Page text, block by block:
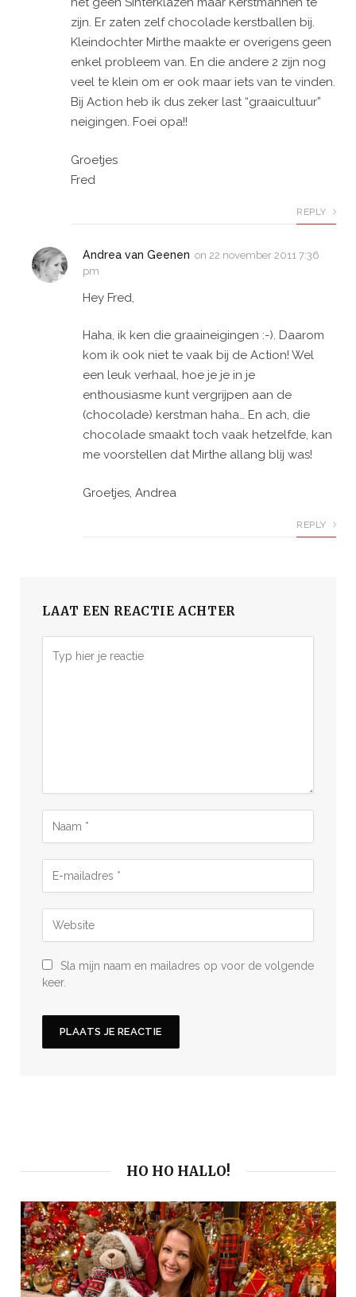
zijn. Er zaten zelf chocolade kerstballen bij.
Kleindochter Mirthe maakte er overigens geen
enkel probleem van. En die andere 2 zijn nog
veel te klein om er ook maar iets van te vinden.
Bij Action heb ik dus zeker last “graaicultuur”
neigingen. Foei opa!!
Groetjes
Fred
REPLY
Andrea van Geenen on 22 november 2011 7:36
pm
Hey Fred,
Haha, ik ken die graaineigingen :-). Daarom
kom ik ook niet te vaak bij de Action! Wel
een leuk verhaal, hoe je je in je
enthousiasme kunt vergrijpen aan de
(chocolade) kerstman haha… En ach, die
chocolade smaakt toch vaak hetzelfde, kan
me voorstellen dat Mirthe allang blij was!
Groetjes, Andrea
REPLY
LAAT EEN REACTIE ACHTER
Sla mijn naam en mailadres op voor de volgende
keer.
HO HO HALLO!